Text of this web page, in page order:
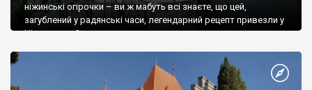
ніжинські огірочки – ви ж мабуть всі знаєте, що цей,
загублений у радянські часи, легендарний рецепт привезли у
Ніжин греки?